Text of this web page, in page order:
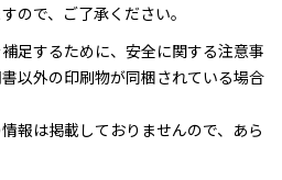
ので、ご了承ください。
足するために、安全に関する注意事
以外の印刷物が同梱されている場合
報は掲載しておりませんので、あら